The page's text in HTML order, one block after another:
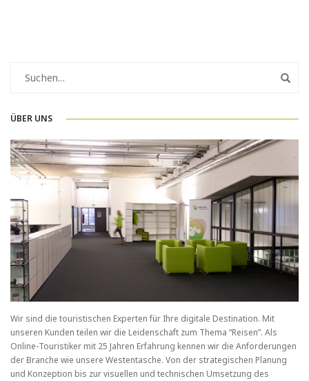
ÜBER UNS
Wir sind die touristischen Experten für Ihre digitale Destination. Mit
unseren Kunden teilen wir die Leidenschaft zum Thema “Reisen”. Als
Online-Touristiker mit 25 Jahren Erfahrung kennen wir die Anforderungen
der Branche wie unsere Westentasche. Von der strategischen Planung
und Konzeption bis zur visuellen und technischen Umsetzung des